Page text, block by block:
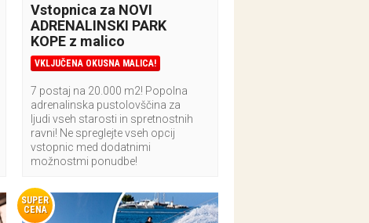
Vstopnica za NOVI
ADRENALINSKI PARK
KOPE z malico
VKLJUČENA OKUSNA MALICA!
7 postaj na 20.000 m2! Popolna
adrenalinska pustolovščina za
ljudi vseh starosti in spretnostnih
ravni! Ne spreglejte vseh opcij
vstopnic med dodatnimi
možnostmi ponudbe!
SUPER
CENA